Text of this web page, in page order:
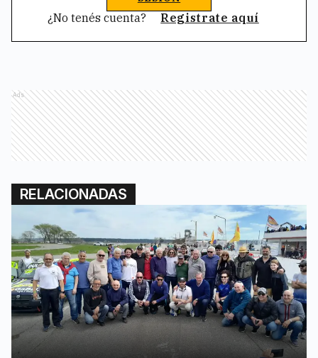
¿No tenés cuenta? Registrate aquí
Ads
RELACIONADAS